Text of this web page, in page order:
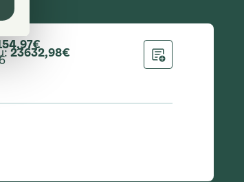
:23632,98€
Lisää hakemukseen